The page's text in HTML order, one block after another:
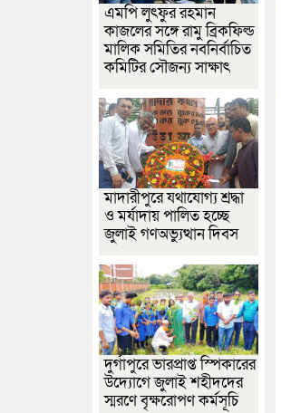
এমপি লুৎফুর রহমান
কাজলের সঙ্গে রামু ব্রিকফিল্ড
মালিক সমিতির নবনির্বাচিত
কমিটির সৌজন্য সাক্ষাৎ
মাদারীপুরে যথাযোগ্য শ্রদ্ধা
ও মর্যাদায় পালিত হচ্ছে
জুলাই গণঅভ্যুত্থান দিবস
দুর্গাপুরে ভারপ্রাপ্ত স্পিকারের
উদ্যোগে জুলাই শহীদদের
স্মরণে বৃক্ষরোপণ কর্মসূচি